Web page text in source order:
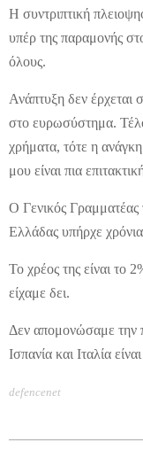
Η συντριπτική
υπέρ της παραμονής
όλους.
Ανάπτυξη δεν έρχεται
στο ευρωσύστημα.
χρήματα, τότε η
μου είναι πια
Ο Γενικός
Ελλάδας υπήρχε
Το χρέος της είναι το
είχαμε δει.
Δεν απομονώσαμε την
Ισπανία και Ιταλία
defencenet